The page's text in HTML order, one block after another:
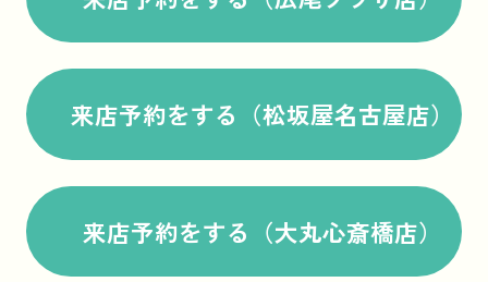
来店予約をする（松坂屋名古屋店）
来店予約をする（大丸心斎橋店）